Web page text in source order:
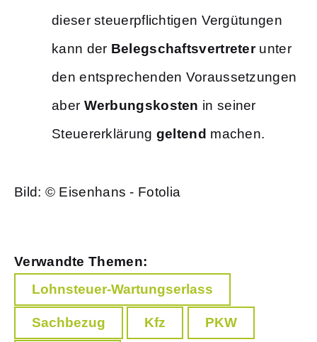
dieser steuerpflichtigen Vergütungen
kann der Belegschaftsvertreterunter
den entsprechenden Voraussetzungen
aber Werbungskosten in seiner
Steuererklärung geltend machen.
Bild: © Eisenhans - Fotolia
Verwandte Themen:
Lohnsteuer-Wartungserlass
Sachbezug Kfz PKW